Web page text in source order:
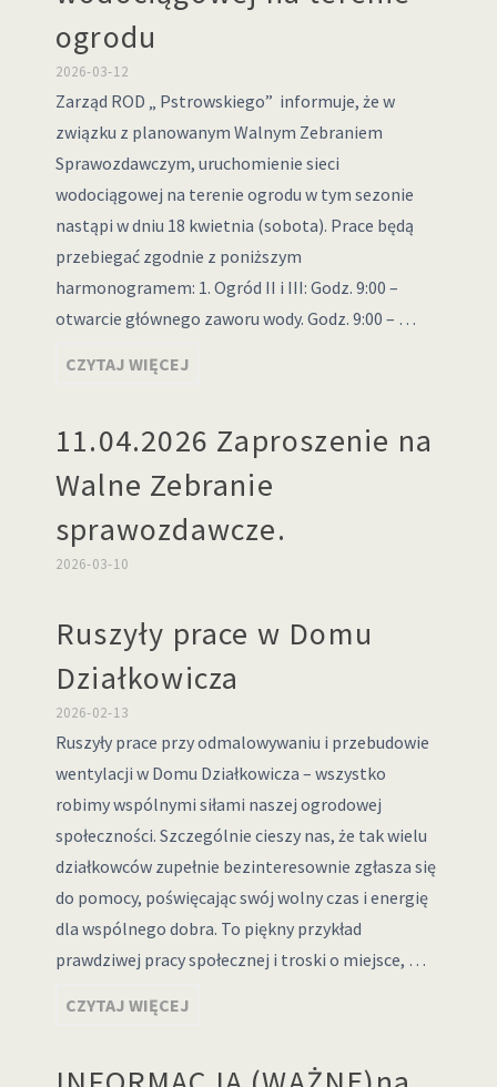
ogrodu
2026-03-12
Zarząd ROD „ Pstrowskiego” informuje, że w
związku z planowanym Walnym Zebraniem
Sprawozdawczym, uruchomienie sieci
wodociągowej na terenie ogrodu w tym sezonie
nastąpi w dniu 18 kwietnia (sobota). Prace będą
przebiegać zgodnie z poniższym
harmonogramem: 1. Ogród II i III: Godz. 9:00 –
otwarcie głównego zaworu wody. Godz. 9:00 – …
CZYTAJ WIĘCEJ
11.04.2026 Zaproszenie na
Walne Zebranie
sprawozdawcze.
2026-03-10
Ruszyły prace w Domu
Działkowicza
2026-02-13
Ruszyły prace przy odmalowywaniu i przebudowie
wentylacji w Domu Działkowicza – wszystko
robimy wspólnymi siłami naszej ogrodowej
społeczności. Szczególnie cieszy nas, że tak wielu
działkowców zupełnie bezinteresownie zgłasza się
do pomocy, poświęcając swój wolny czas i energię
dla wspólnego dobra. To piękny przykład
prawdziwej pracy społecznej i troski o miejsce, …
CZYTAJ WIĘCEJ